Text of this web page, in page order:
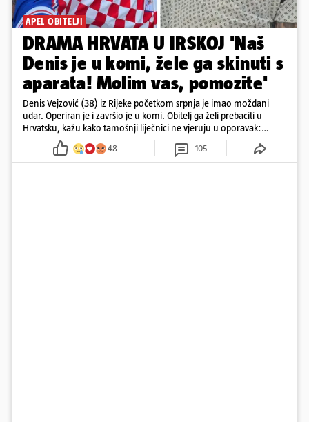
APEL OBITELJI
DRAMA HRVATA U IRSKOJ 'Naš
Denis je u komi, žele ga skinuti s
aparata! Molim vas, pomozite'
Denis Vejzović (38) iz Rijeke početkom srpnja je imao moždani
udar. Operiran je i završio je u komi. Obitelj ga želi prebaciti u
Hrvatsku, kažu kako tamošnji liječnici ne vjeruju u oporavak:
'Imamo 72 sata'
48 105